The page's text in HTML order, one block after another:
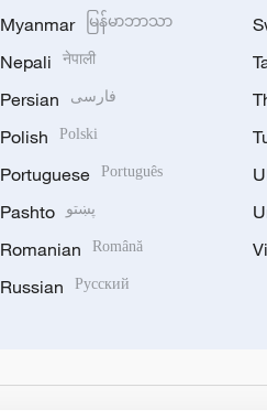
Myanmar မြန်မာဘာသာ
Nepali नेपाली
Persian فارسی
Polish Polski
Portuguese Português
Pashto پښتو
Romanian Română
Russian Русский